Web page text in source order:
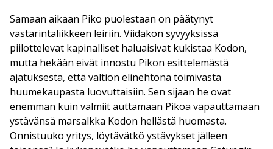
Samaan aikaan Piko puolestaan on päätynyt
vastarintaliikkeen leiriin. Viidakon syvyyksissä
piilottelevat kapinalliset haluaisivat kukistaa Kodon,
mutta hekään eivät innostu Pikon esittelemästä
ajatuksesta, että valtion elinehtona toimivasta
huumekaupasta luovuttaisiin. Sen sijaan he ovat
enemmän kuin valmiit auttamaan Pikoa vapauttamaan
ystävänsä marsalkka Kodon hellästä huomasta.
Onnistuuko yritys, löytävätkö ystävykset jälleen